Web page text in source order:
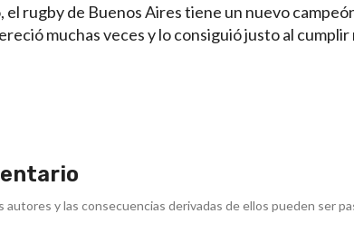
rugby de Buenos Aires tiene un nuevo
muchas veces y lo consiguió justo al cumplir
y las consecuencias derivadas de ellos pueden ser